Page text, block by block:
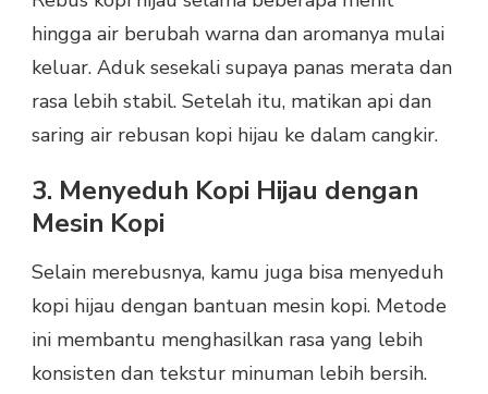
hingga air berubah warna dan aromanya mulai
keluar. Aduk sesekali supaya panas merata dan
rasa lebih stabil. Setelah itu, matikan api dan
saring air rebusan kopi hijau ke dalam cangkir.
3. Menyeduh Kopi Hijau dengan
Mesin Kopi
Selain merebusnya, kamu juga bisa menyeduh
kopi hijau dengan bantuan mesin kopi. Metode
ini membantu menghasilkan rasa yang lebih
konsisten dan tekstur minuman lebih bersih.